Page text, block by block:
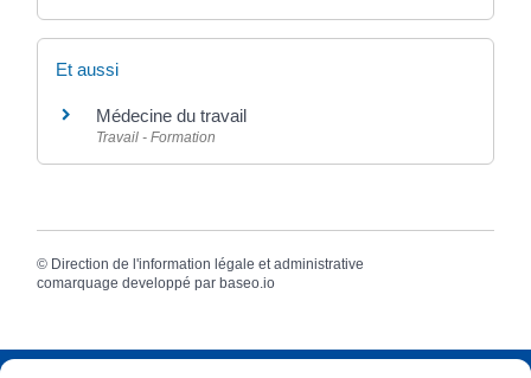
Et aussi
Médecine du travail
Travail - Formation
© Direction de l'information légale et administrative
comarquage developpé par baseo.io